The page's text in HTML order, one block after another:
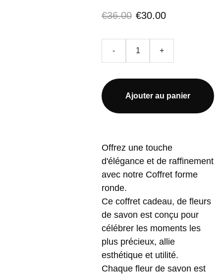
€36.00 €30.00
- +
Ajouter au panier
Offrez une touche
d'élégance et de raffinement
avec notre Coffret forme
ronde.
Ce coffret cadeau, de fleurs
de savon est conçu pour
célébrer les moments les
plus précieux, allie
esthétique et utilité.
Chaque fleur de savon est